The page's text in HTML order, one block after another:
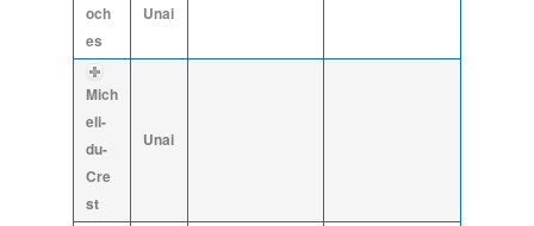
och
es
Unai
Mich
eli-
du-
Cre
st
Unai